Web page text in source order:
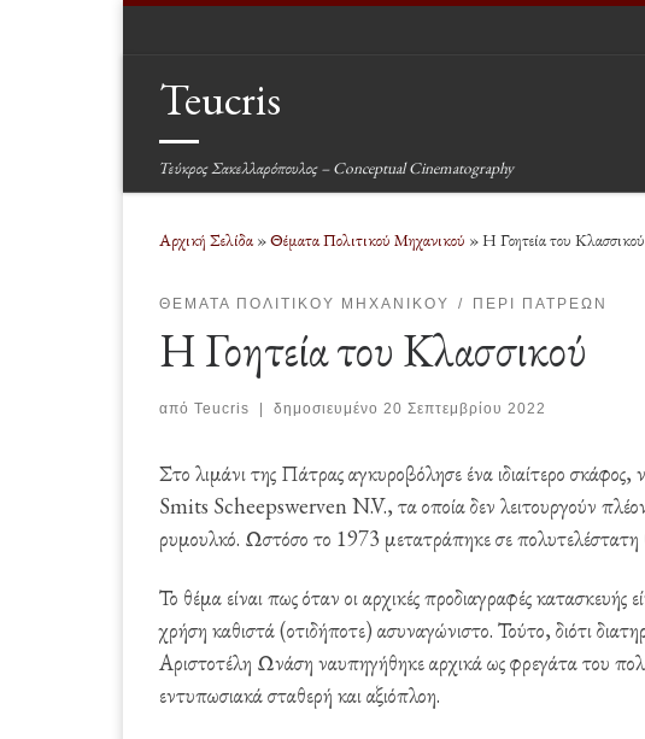
Teucris
Τεύκρος Σακελλαρόπουλος – Conceptual Cinematography
Αρχική Σελίδα»Θέματα Πολιτικού Μηχανικού »Η Γοητεία του Κλασσικού
ΘΈΜΑΤΑ ΠΟΛΙΤΙΚΟΎ ΜΗΧΑΝΙΚΟΎ ΠΕΡΊ ΠΑΤΡΈΩΝ
Η Γοητεία του Κλασσικού
από Teucris | δημοσιευμένο 20 Σεπτεμβρίου 2022
Στο λιμάνι της Πάτρας αγκυροβόλησε ένα ιδιαίτερο
Smits Scheepswerven N.V., τα οποία δεν λειτουργούν
ρυμουλκό. Ωστόσο το 1973 μετατράπηκε σε πολυτελέστατη
Το θέμα είναι πως όταν οι αρχικές προδιαγραφές κατασκευής
χρήση καθιστά (οτιδήποτε) ασυναγώνιστο. Τούτο, διότι
Αριστοτέλη Ωνάση ναυπηγήθηκε αρχικά ως φρεγάτα του
εντυπωσιακά σταθερή και αξιόπλοη.